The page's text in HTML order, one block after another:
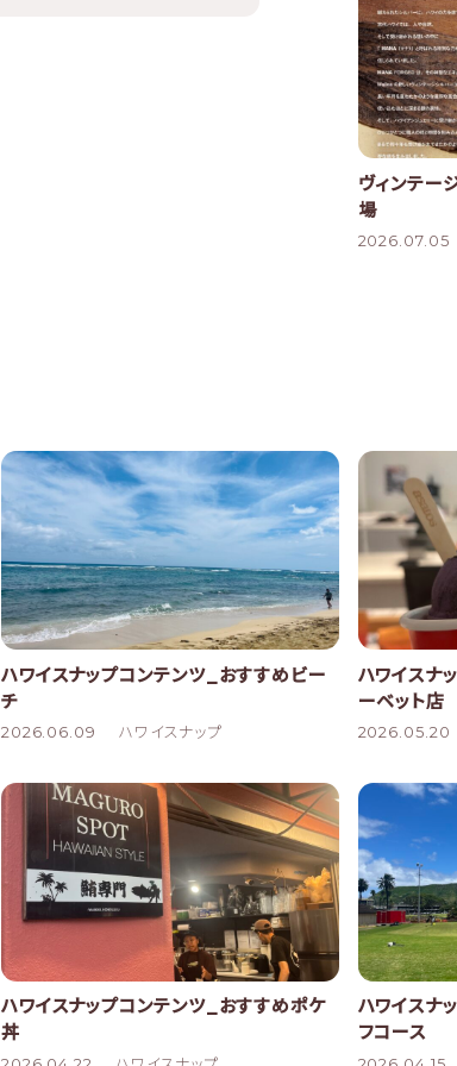
ヴィンテー
場
2026.07.05
ハワイスナップコンテンツ_おすすめビー
チ
2026.06.09 ハワイスナップ
ハワイスナ
ーベット店
2026.05.20
ハワイスナップコンテンツ_おすすめポケ
丼
ハワイスナ
フコース